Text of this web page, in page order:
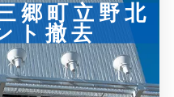
郷町立野北
ト撤去